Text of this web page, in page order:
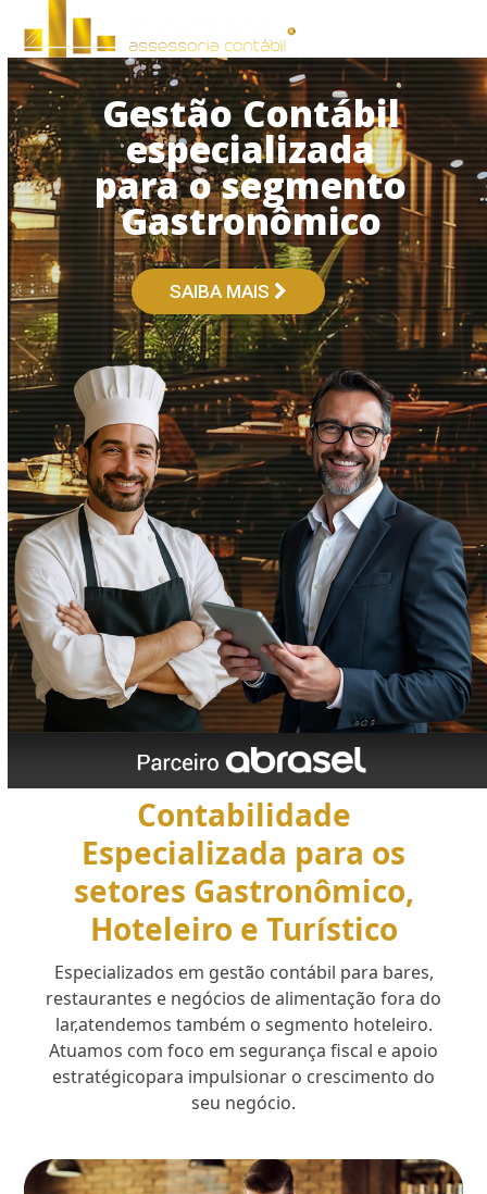
content
Open
mobile
menu
Close
mobile
menu
Gestão Contábil
especializada
para o segmento
Gastronômico
SAIBA MAIS
Contabilidade
Especializada para os
setores Gastronômico,
Hoteleiro e Turístico
Especializados em gestão contábil para bares,
restaurantes e negócios de alimentação fora do
lar,atendemos também o segmento hoteleiro.
Atuamos com foco em segurança fiscal e apoio
estratégicopara impulsionar o crescimento do
seu negócio.